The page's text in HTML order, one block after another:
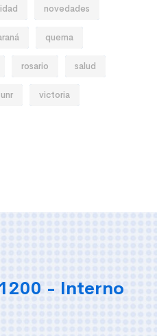
novedades
quema
rosario salud
unr victoria
- Interno